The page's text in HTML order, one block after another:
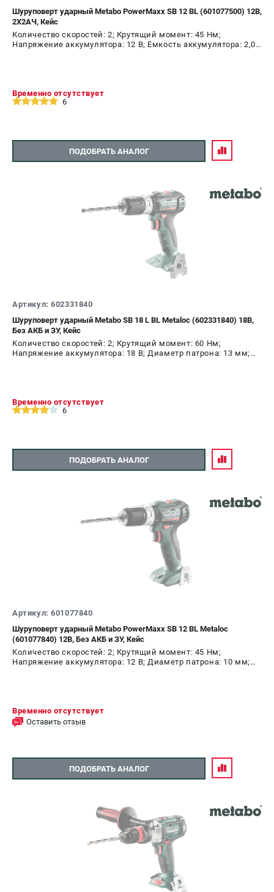
Шуруповерт ударный Metabo PowerMaxx SB 12 BL (601077500) 12В,
2X2АЧ, Кейс
Количество скоростей: 2; Крутящий момент: 45 Нм;
Напряжение аккумулятора: 12 В; Емкость аккумулятора: 2,0
Временно отсутствует
6
ПОДОБРАТЬ АНАЛОГ
Артикул: 602331840
Шуруповерт ударный Metabo SB 18 L BL Metaloc (602331840) 18В,
Без АКБ и ЗУ, Кейс
Количество скоростей: 2; Крутящий момент: 60 Нм;
Напряжение аккумулятора: 18 В; Диаметр патрона: 13 мм;
Временно отсутствует
6
ПОДОБРАТЬ АНАЛОГ
Артикул: 601077840
Шуруповерт ударный Metabo PowerMaxx SB 12 BL Metaloc
(601077840) 12В, Без АКБ и ЗУ, Кейс
Количество скоростей: 2; Крутящий момент: 45 Нм;
Напряжение аккумулятора: 12 В; Диаметр патрона: 10 мм;
Временно отсутствует
Оставить отзыв
ПОДОБРАТЬ АНАЛОГ